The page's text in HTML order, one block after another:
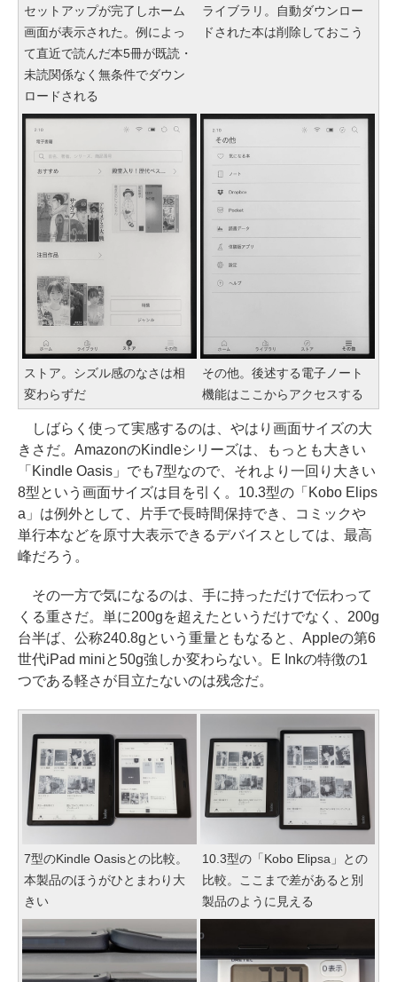
セットアップが完了しホーム
画面が表示された。例によっ
て直近で読んだ本5冊が既読・
未読関係なく無条件でダウン
ロードされる
ライブラリ。自動ダウンロー
ドされた本は削除しておこう
ストア。シズル感のなさは相
変わらずだ
その他。後述する電子ノート
機能はここからアクセスする
しばらく使って実感するのは、やはり画面サイズの大
きさだ。AmazonのKindleシリーズは、もっとも大きい
「Kindle Oasis」でも7型なので、それより一回り大きい
8型という画面サイズは目を引く。10.3型の「Kobo Elips
a」は例外として、片手で長時間保持でき、コミックや
単行本などを原寸大表示できるデバイスとしては、最高
峰だろう。
その一方で気になるのは、手に持っただけで伝わって
くる重さだ。単に200gを超えたというだけでなく、200g
台半ば、公称240.8gという重量ともなると、Appleの第6
世代iPad miniと50g強しか変わらない。E Inkの特徴の1
つである軽さが目立たないのは残念だ。
7型のKindle Oasisとの比較。
本製品のほうがひとまわり大
きい
10.3型の「Kobo Elipsa」との
比較。ここまで差があると別
製品のように見える